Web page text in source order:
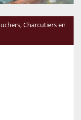
Charcutiers en